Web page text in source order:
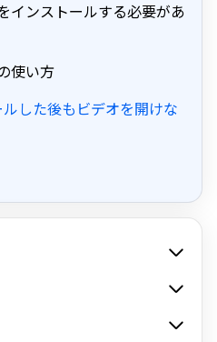
インストールする必要があ
使い方
した後もビデオを開けな